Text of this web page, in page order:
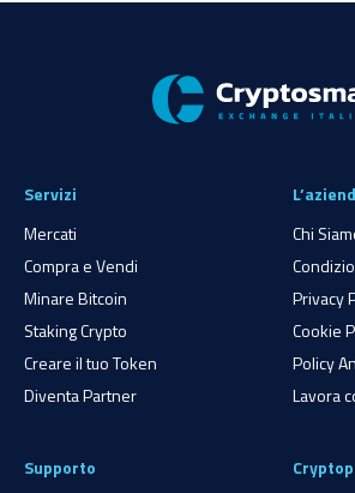
Servizi
Mercati
Compra e Vendi
Minare Bitcoin
Staking Crypto
Creare il tuo Token
Diventa Partner
Chi
Privacy
Cookie
Policy
Lavora
Supporto